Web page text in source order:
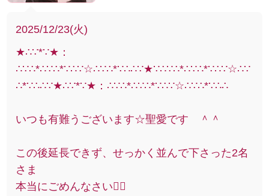
2025/12/23(火)
★∴∵*∵★：
∴∵∴*∴∵∴*∵∴∵☆∴∵∴*∵∴∴∵★∵∴∵∴*∴∵∴*∵∴∵☆∴∵
∴*∵∴∴∵★∴∵*∵★：∴∵∴*∴∵∴*∵∴∵☆∴∵∴*∵∴∴
いつも有難うございます☆聖愛です ＾＾
この後延長できず、せっかく並んで下さった2名
さま
本当にごめんなさい🙇‍♀️